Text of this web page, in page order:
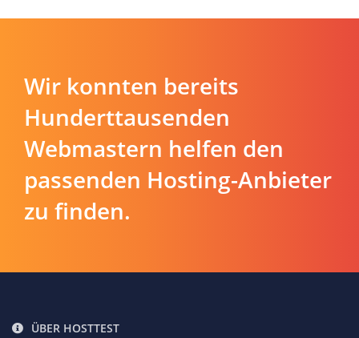
Wir konnten bereits
Hunderttausenden
Webmastern helfen den
passenden Hosting-Anbieter
zu finden.
ÜBER HOSTTEST